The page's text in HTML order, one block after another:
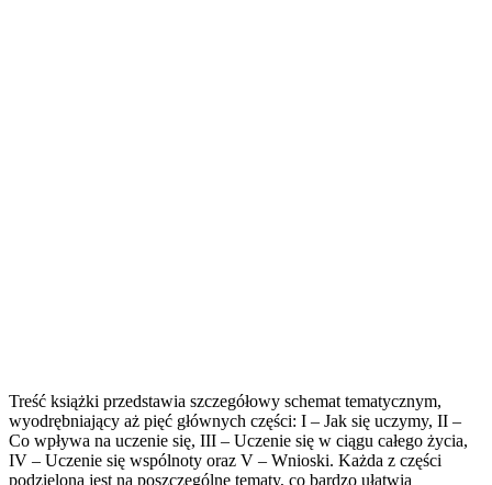
Treść książki przedstawia szczegółowy schemat tematycznym,
wyodrębniający aż pięć głównych części: I – Jak się uczymy, II –
Co wpływa na uczenie się, III – Uczenie się w ciągu całego życia,
IV – Uczenie się wspólnoty oraz V – Wnioski. Każda z części
podzielona jest na poszczególne tematy, co bardzo ułatwia